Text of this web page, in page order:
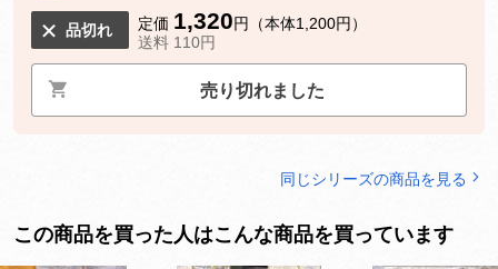
品切れ 定価 1,320円（本体1,200円）
送料 110円
売り切れました
同じシリーズの商品を見る
この商品を買った人はこんな商品を買っています